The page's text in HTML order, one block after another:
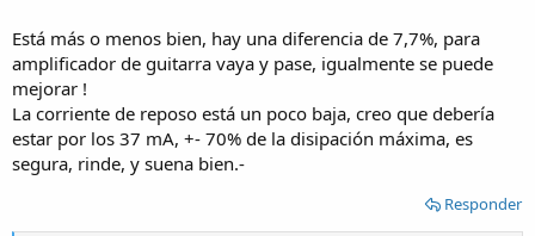
Está más o menos bien, hay una diferencia de 7,7%, para
amplificador de guitarra vaya y pase, igualmente se puede
mejorar !
La corriente de reposo está un poco baja, creo que debería
estar por los 37 mA, +- 70% de la disipación máxima, es
segura, rinde, y suena bien.-
Responder